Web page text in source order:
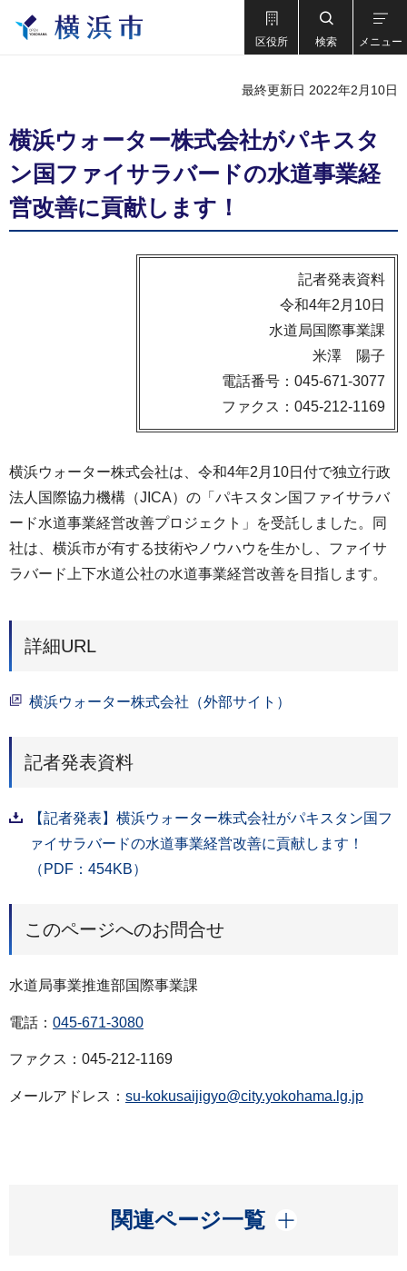
区役所 検索 メニュー
最終更新日 2022年2月10日
横浜ウォーター株式会社がパキスタ
ン国ファイサラバードの水道事業経
営改善に貢献します！
記者発表資料
令和4年2月10日
水道局国際事業課
米澤 陽子
電話番号：045-671-3077
ファクス：045-212-1169
横浜ウォーター株式会社は、令和4年2月10日付で独立行政
法人国際協力機構（JICA）の「パキスタン国ファイサラバ
ード水道事業経営改善プロジェクト」を受託しました。同
社は、横浜市が有する技術やノウハウを生かし、ファイサ
ラバード上下水道公社の水道事業経営改善を目指します。
詳細URL
横浜ウォーター株式会社（外部サイト）
記者発表資料
【記者発表】横浜ウォーター株式会社がパキスタン国フ
ァイサラバードの水道事業経営改善に貢献します！
（PDF：454KB）
このページへのお問合せ
水道局事業推進部国際事業課
電話： 045-671-3080
ファクス：045-212-1169
メールアドレス： su-kokusaijigyo@city.yokohama.lg.jp
関連ページ一覧
開く